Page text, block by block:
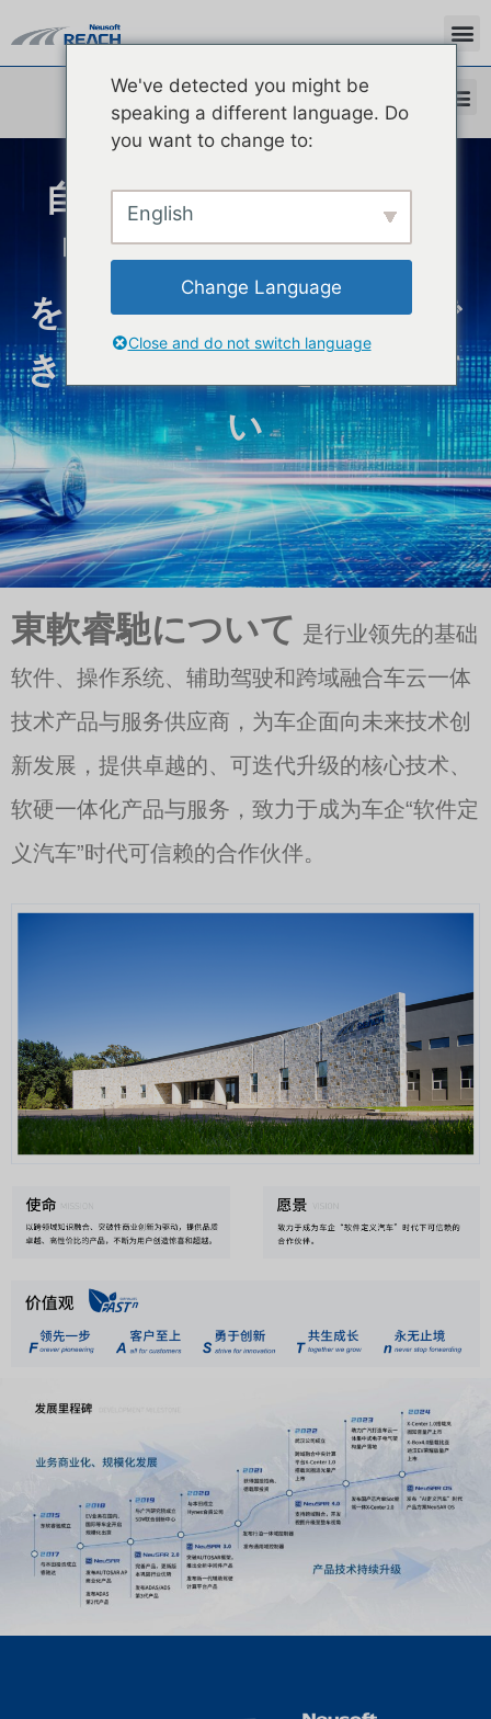
自動車メーカーにとって
「ソフトウェアがクルマ
を定義する」時代の信頼で
きるパートナーを目指して
い
東軟睿馳について 是行业领先的基础
软件、操作系统、辅助驾驶和跨域融合车云一体
技术产品与服务供应商，为车企面向未来技术创
新发展，提供卓越的、可迭代升级的核心技术、
软硬一体化产品与服务，致力于成为车企“软件定
义汽车”时代可信赖的合作伙伴。
We've detected you might be
speaking a different language. Do
you want to change to:
English
Change Language
Close and do not switch language